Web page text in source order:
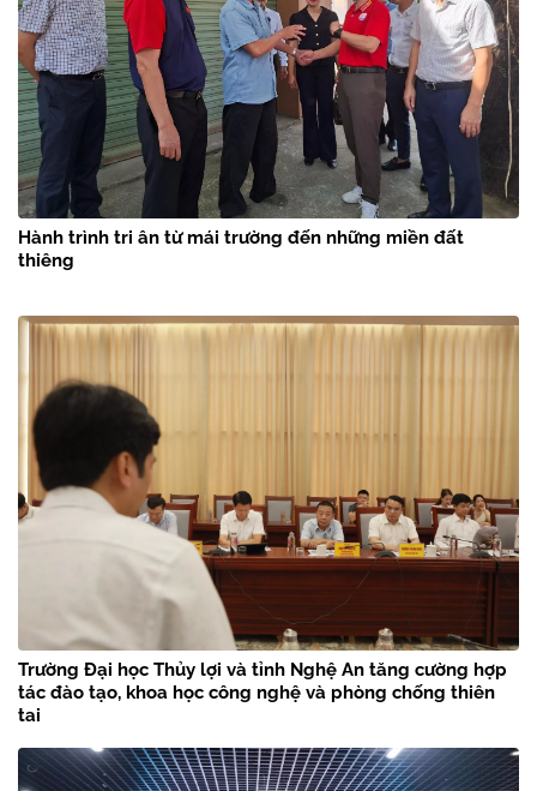
Hành trình tri ân từ mái trường đến những miền đất
thiêng
Trường Đại học Thủy lợi và tỉnh Nghệ An tăng cường hợp
tác đào tạo, khoa học công nghệ và phòng chống thiên
tai